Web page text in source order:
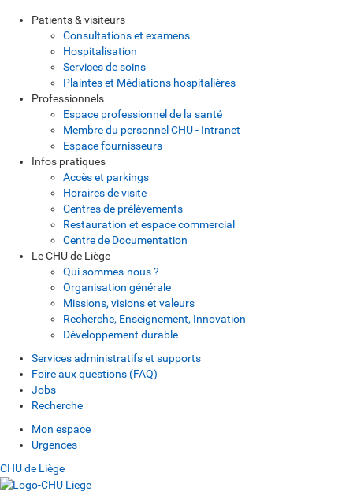
Patients & visiteurs
Consultations et examens
Hospitalisation
Services de soins
Plaintes et Médiations hospitalières
Professionnels
Espace professionnel de la santé
Membre du personnel CHU - Intranet
Espace fournisseurs
Infos pratiques
Accès et parkings
Horaires de visite
Centres de prélèvements
Restauration et espace commercial
Centre de Documentation
Le CHU de Liège
Qui sommes-nous ?
Organisation générale
Missions, visions et valeurs
Recherche, Enseignement, Innovation
Développement durable
Services administratifs et supports
Foire aux questions (FAQ)
Jobs
Recherche
Mon espace
Urgences
CHU de Liège